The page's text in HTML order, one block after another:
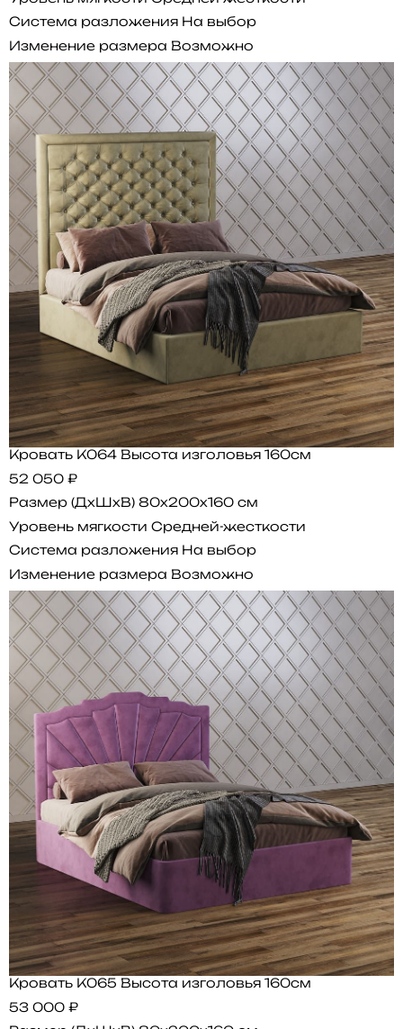
Система разложения На выбор
Изменение размера Возможно
Кровать K064 Высота изголовья 160см
52 050 ₽
Размер (ДхШхВ) 80x200x160 см
Уровень мягкости Средней-жесткости
Система разложения На выбор
Изменение размера Возможно
Кровать K065 Высота изголовья 160см
53 000 ₽